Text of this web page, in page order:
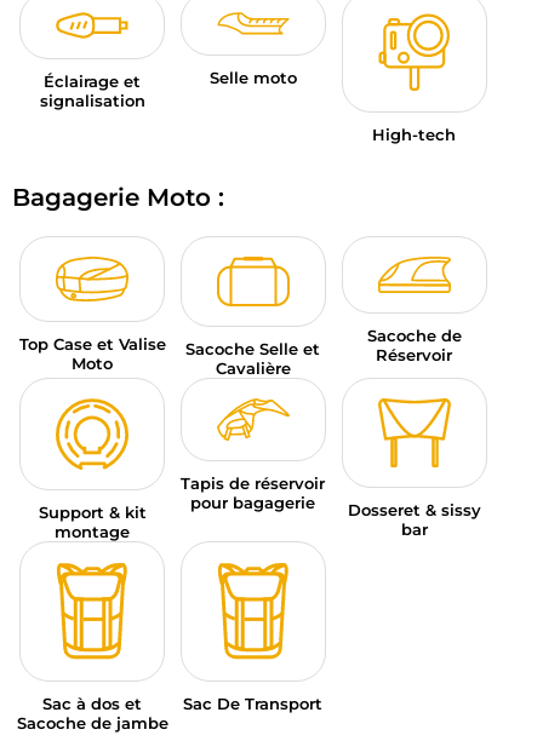
Éclairage et
signalisation
Selle moto
High-tech
Bagagerie Moto :
Top Case et Valise
Moto
Sacoche Selle et
Cavalière
Sacoche de
Réservoir
Support & kit
montage
Tapis de réservoir
pour bagagerie
Dosseret & sissy
bar
Sac à dos et
Sacoche de jambe
Sac De Transport